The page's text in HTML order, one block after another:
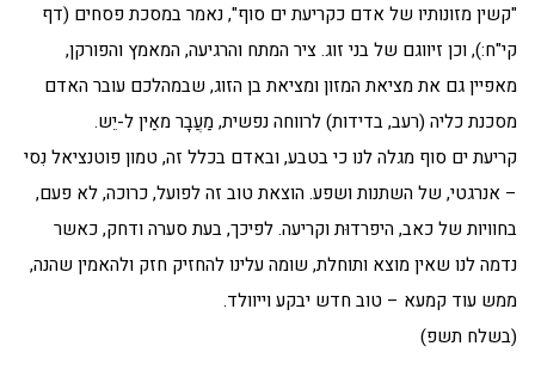
"קשין מזונותיו של אדם כקריעת ים סוף", נאמר במסכת פסחים (דף
קי"ח:), וכן זיווגם של בני זוג. ציר המתח והרגיעה, המאמץ והפורקן,
מאפיין גם את מציאת המזון ומציאת בן הזוג, שבמהלכם עובר האדם
מסכנת כליה (רעב, בדידות) לרווחה נפשית, מַעֲבָר מאַין ל-יֵש.
קריעת ים סוף מגלה לנו כי בטבע, ובאדם בכלל זה, טמון פוטנציאל נִסי
– אנרגטי, של השתנות ושפע. הוצאת טוב זה לפועל, כרוכה, לא פעם,
בחוויות של כאב, היפרדוּת וקריעה. לפיכך, בעת סערה ודחק, כאשר
נדמה לנו שאין מוצא ותוחלת, שומה עלינו להחזיק חזק ולהאמין שהנה,
ממש עוד קמעא – טוב חדש יבקע וייוולד.
(בשלח תשפ)